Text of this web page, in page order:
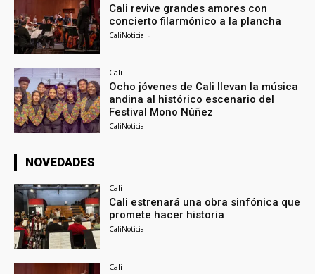
Cali revive grandes amores con
concierto filarmónico a la plancha
CaliNoticia -
Cali
Ocho jóvenes de Cali llevan la música
andina al histórico escenario del
Festival Mono Núñez
CaliNoticia -
NOVEDADES
Cali
Cali estrenará una obra sinfónica que
promete hacer historia
CaliNoticia -
Cali